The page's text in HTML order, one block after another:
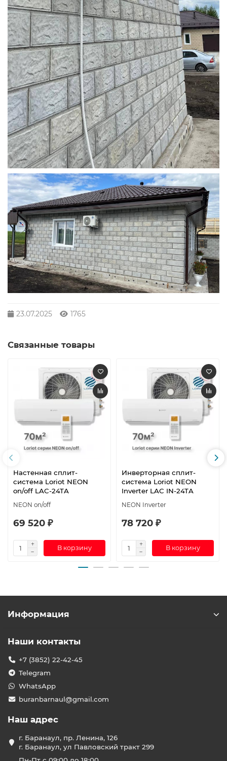
23.07.2025 1765
Связанные товары
Настенная сплит-
система Loriot NEON
on/off LAC-24TA
NEON on/off
69 520 ₽
В корзину
Инверторная сплит-
система Loriot NEON
Inverter LAC IN-24TA
NEON Inverter
78 720 ₽
В корзину
Информация
Наши контакты
+7 (3852) 22-42-45
Telegram
WhatsApp
buranbarnaul@gmail.com
Наш адрес
г. Баранаул, пр. Ленина, 126
г. Баранаул, ул Павловский тракт 299